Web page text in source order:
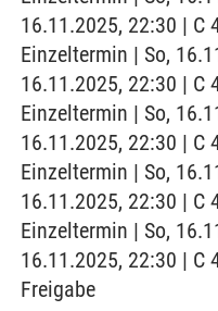
16.11.2025, 22:30 | C
Einzeltermin | So,
16.11.2025, 22:30 | C
Einzeltermin | So,
16.11.2025, 22:30 | C
Einzeltermin | So,
16.11.2025, 22:30 | C
Einzeltermin | So,
16.11.2025, 22:30 | C
Freigabe